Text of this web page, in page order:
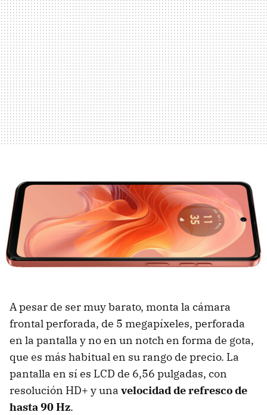
A pesar de ser muy barato, monta la cámara
frontal perforada, de 5 megapíxeles, perforada
en la pantalla y no en un notch en forma de gota,
que es más habitual en su rango de precio. La
pantalla en sí es LCD de 6,56 pulgadas, con
resolución HD+ y una velocidad de refresco de
hasta 90 Hz.